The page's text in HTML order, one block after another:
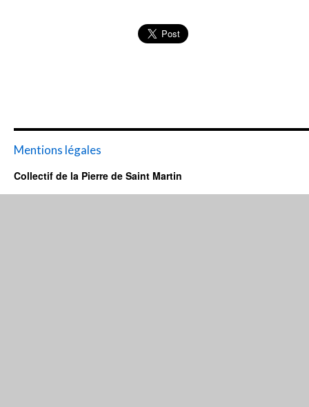
Mentions légales
Collectif de la Pierre de Saint Martin